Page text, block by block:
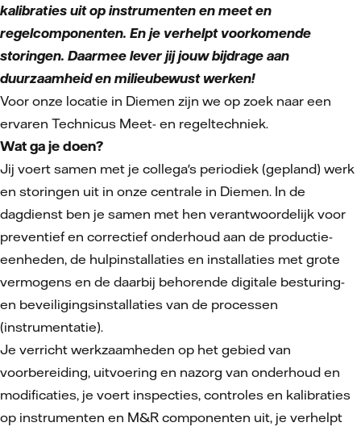
kalibraties uit op instrumenten en meet en
regelcomponenten. En je verhelpt voorkomende
storingen. Daarmee lever jij jouw bijdrage aan
duurzaamheid en milieubewust werken!
Voor onze locatie in Diemen zijn we op zoek naar een
ervaren Technicus Meet- en regeltechniek.
Wat ga je doen?
Jij voert samen met je collega's periodiek (gepland) werk
en storingen uit in onze centrale in Diemen. In de
dagdienst ben je samen met hen verantwoordelijk voor
preventief en correctief onderhoud aan de productie-
eenheden, de hulpinstallaties en installaties met grote
vermogens en de daarbij behorende digitale besturing-
en beveiligingsinstallaties van de processen
(instrumentatie).
Je verricht werkzaamheden op het gebied van
voorbereiding, uitvoering en nazorg van onderhoud en
modificaties, je voert inspecties, controles en kalibraties
op instrumenten en M&R componenten uit, je verhelpt